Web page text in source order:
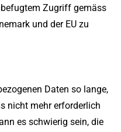
Zugriff gemäss
und der EU zu
Daten so lange,
nicht mehr erforderlich
es schwierig sein, die